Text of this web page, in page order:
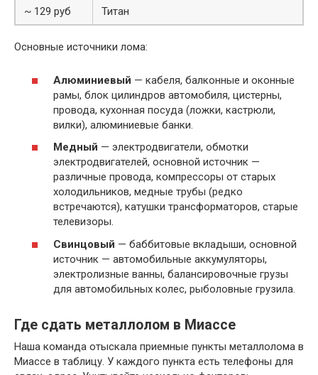
~ 129 руб
Титан
Основные источники лома:
Алюминиевый — кабеля, балконные и оконные
рамы, блок цилиндров автомобиля, цистерны,
провода, кухонная посуда (ложки, кастрюли,
вилки), алюминиевые банки.
Медный — электродвигатели, обмотки
электродвигателей, основной источник —
различные провода, компрессоры от старых
холодильников, медные трубы (редко
встречаются), катушки трансформаторов, старые
телевизоры.
Свинцовый — баббитовые вкладыши, основной
источник — автомобильные аккумуляторы,
электролизные ванны, балансировочные грузы
для автомобильных колес, рыболовные грузила.
Где сдать металлолом в Миассе
Наша команда отыскала приемные пункты металлолома в
Миассе в таблицу. У каждого пункта есть телефоны для